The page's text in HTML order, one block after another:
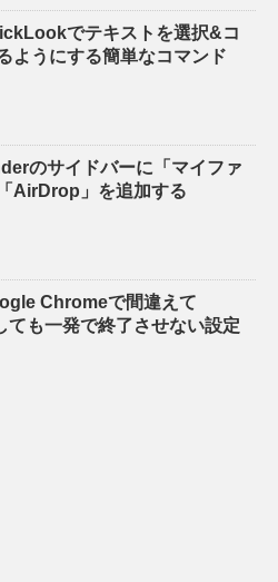
でテキストを選択&コ
ようにする簡単なコマンド
のサイドバーに「マイファ
AirDrop」を追加する
Chromeで間違えて
ても一発で終了させない設定